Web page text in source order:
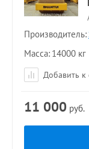
Производитель:
Масса 14000 кг
Добавить
11 000 руб.